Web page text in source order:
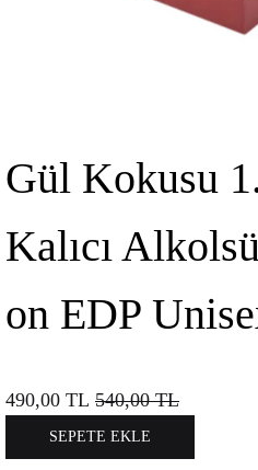
Gül Kokusu
Kalıcı
on EDP
490,00 TL 540,00TL
SEPETE EKLE